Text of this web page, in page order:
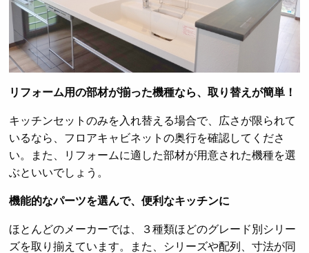
リフォーム用の部材が揃った機種なら、取り替えが簡単！
キッチンセットのみを入れ替える場合で、広さが限られて
いるなら、フロアキャビネットの奥行を確認してくださ
い。また、リフォームに適した部材が用意された機種を選
ぶといいでしょう。
機能的なパーツを選んで、便利なキッチンに
ほとんどのメーカーでは、３種類ほどのグレード別シリー
ズを取り揃えています。また、シリーズや配列、寸法が同